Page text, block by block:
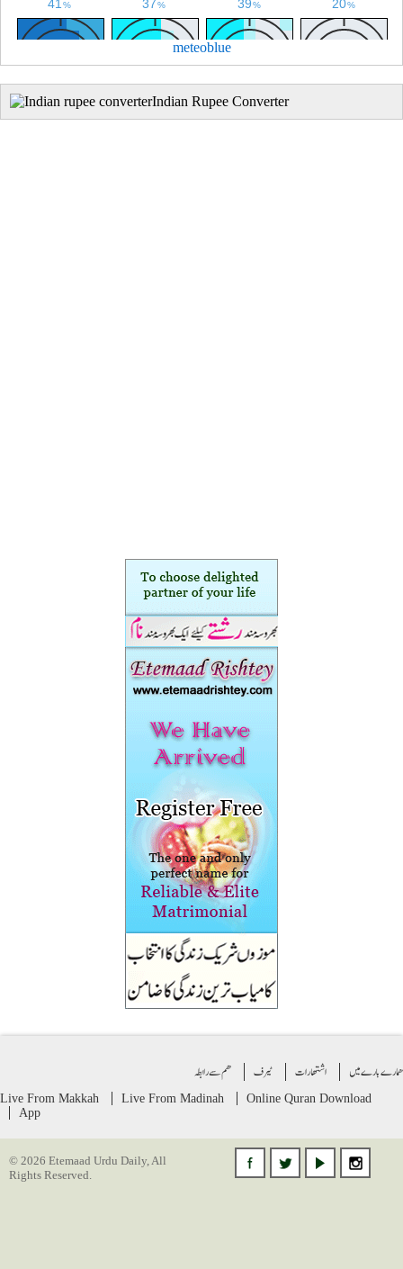
meteoblue
Indian Rupee Converter
بارے میں اشتهارات ٹیرف ھم سے رابطہ
Live From Makkah Live From Madinah Online Quran Download
App
© 2026 Etemaad Urdu Daily, All
Rights Reserved.